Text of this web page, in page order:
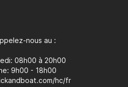
nous au :
08h00 à 20h00
9h00 - 18h00
hc/fr